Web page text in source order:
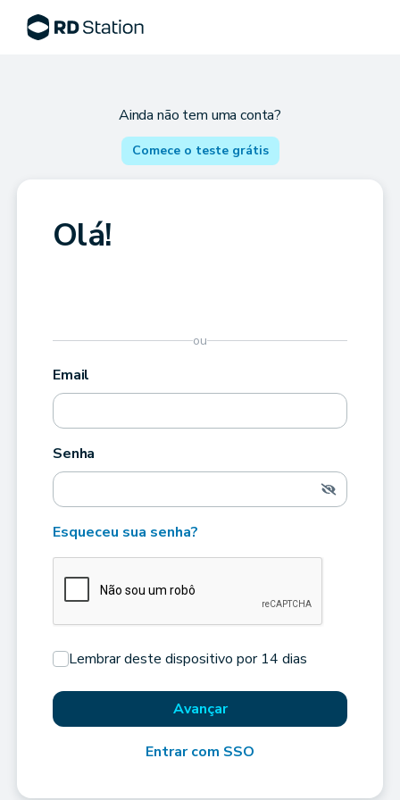
Ainda não tem uma conta?
Comece o teste grátis
Olá!
ou
Email
Senha
Esqueceu sua senha?
Lembrar deste dispositivo por 14 dias
Avançar
Entrar com SSO